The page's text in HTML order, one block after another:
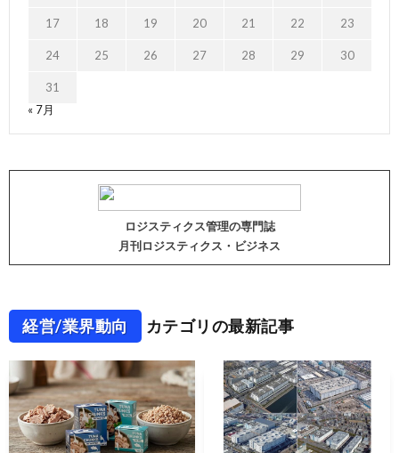
17 18 19 20 21 22 23
24 25 26 27 28 29 30
31
« 7月
ロジスティクス管理の専門誌
月刊ロジスティクス・ビジネス
経営/業界動向 カテゴリの最新記事